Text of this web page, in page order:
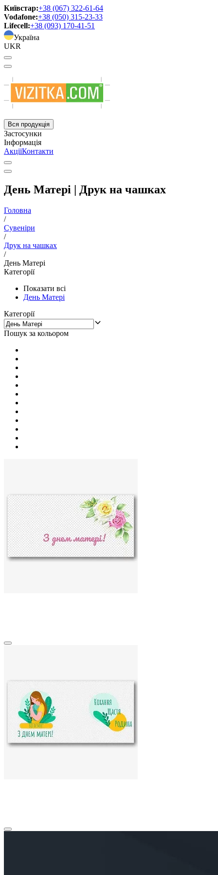
Київстар:+38 (067) 322-61-64
Vodafone:+38 (050) 315-23-33
Lifecell:+38 (093) 170-41-51
Україна
UKR
Вся продукція
Застосунки
Інформація
АкціїКонтакти
День Матері | Друк на чашках
Головна
/
Сувеніри
/
Друк на чашках
/
День Матері
Категорії
Показати всі
День Матері
Категорії
Пошук за кольором